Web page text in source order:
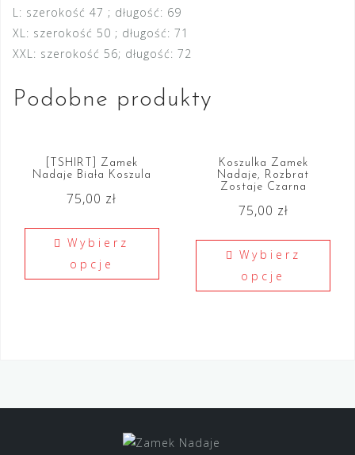
L: szerokość 47 ; długość: 69
XL: szerokość 50 ; długość: 71
XXL: szerokość 56; długość: 72
Podobne produkty
[TSHIRT] Zamek
Nadaje Biała Koszula
75,00 zł
Wybierz
opcje
Koszulka Zamek
Nadaje, Rozbrat
Zostaje Czarna
75,00 zł
Wybierz
opcje